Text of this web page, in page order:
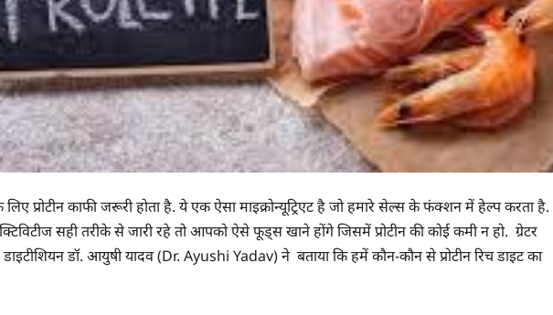
प्रोटीन काफी जरूरी होता है. ये एक ऐसा माइक्रोन्यूट्रिएट है जो हमारे सेल्स के फंक्शन में हेल्प करता है.
सही तरीके से जारी रहे तो आपको ऐसे फूड्स खाने होंगे जिसमें प्रोटीन की कोई कमी न हो. ग्रेटर
डॉ. आयुषी यादव (Dr. Ayushi Yadav) ने बताया कि हमें कौन-कौन से प्रोटीन रिच डाइट का